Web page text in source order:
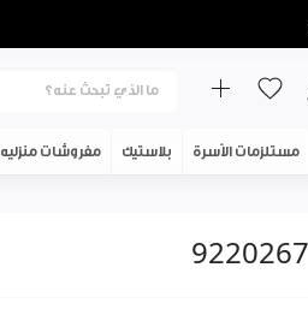
مستلزمات الأسرة بلاستيك مفروشات منزليه